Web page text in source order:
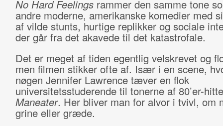
No Hard Feelings rammer den samme tone
andre moderne, amerikanske komedier med
af vilde stunts, hurtige replikker og sociale
der går fra det akavede til det katastrofale.
Det er meget af tiden egentlig velskrevet og
men filmen stikker ofte af. Især i en scene,
nøgen Jennifer Lawrence tæver en flok
universitetsstuderende til tonerne af 80’er-
Maneater. Her bliver man for alvor i tvivl, om
grine eller græde.